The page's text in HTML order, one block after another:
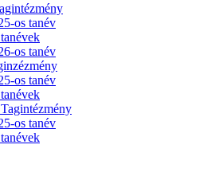
os tanév
os tanév
os tanév
os tanév